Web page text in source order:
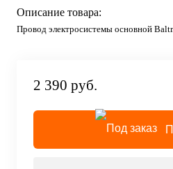
Описание товара:
Провод электросистемы основной
2 390 руб.